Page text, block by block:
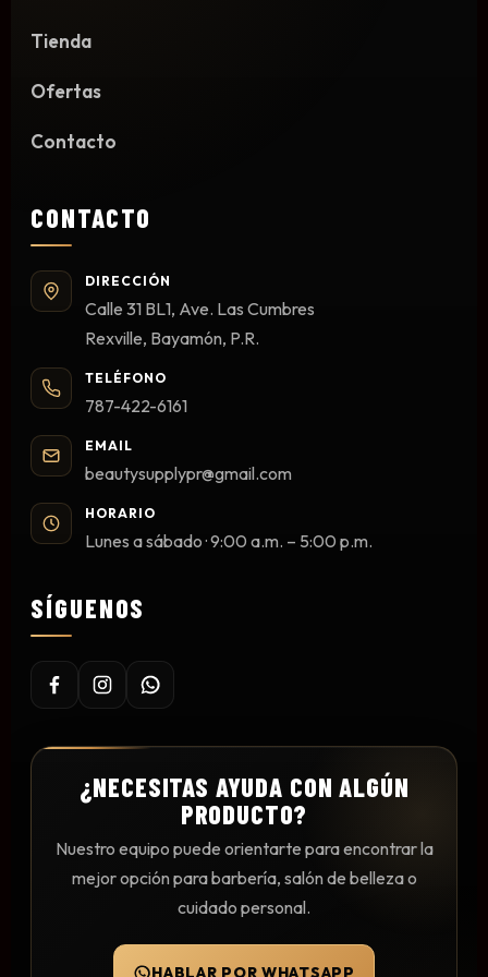
Peines, Cepillos y Capas
Blowers
Nail Drills
Acrílicos y Colecciones
Esmaltes y Gel Remover
Top, Base, Builder y Polygel
Pinceles
Lámparas de Secado
Nail Tips, Gel Tips y Pegas
Primer y Antifungal
Mesas y Maletas
Herramientas y Accesorios
Removedor de Callos
Cremas y Scrubs
Otros
Equipos y Más
Lo Nuevo
Ofertas
Tienda
Ofertas
Contacto
CONTACTO
DIRECCIÓN
Calle 31 BL1, Ave. Las Cumbres
Rexville, Bayamón, P.R.
TELÉFONO
787-422-6161
EMAIL
beautysupplypr@gmail.com
HORARIO
Lunes a sábado · 9:00 a.m. – 5:00 p.m.
SÍGUENOS
¿NECESITAS AYUDA CON ALGÚN
PRODUCTO?
Nuestro equipo puede orientarte para encontrar la
mejor opción para barbería, salón de belleza o
cuidado personal.
HABLAR POR WHATSAPP